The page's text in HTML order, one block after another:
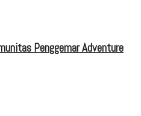
Penggemar Adventure